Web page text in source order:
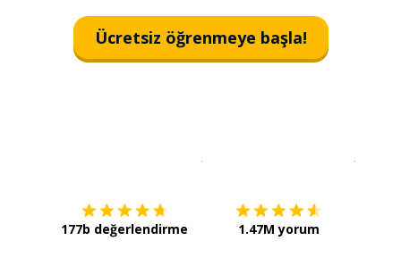
Ücretsiz öğrenmeye başla!
177b değerlendirme 1.47M yorum